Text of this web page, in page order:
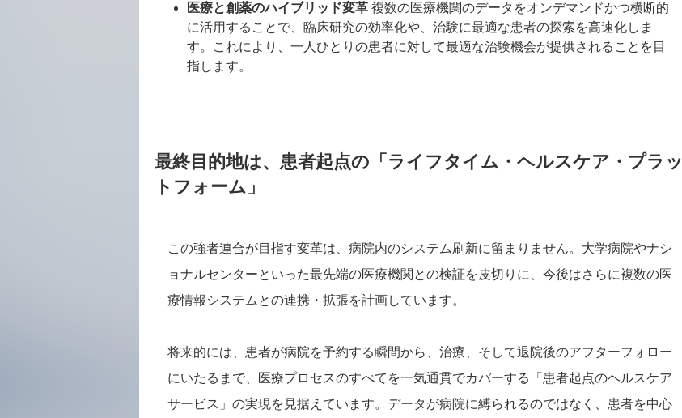
医療と創薬のハイブリッド変革 複数の医療機関のデータをオンデマンドかつ横断的
に活用することで、臨床研究の効率化や、治験に最適な患者の探索を高速化しま
す。これにより、一人ひとりの患者に対して最適な治験機会が提供されることを目
指します。
最終目的地は、患者起点の「ライフタイム・ヘルスケア・プラッ
トフォーム」
この強者連合が目指す変革は、病院内のシステム刷新に留まりません。大学病院やナシ
ョナルセンターといった最先端の医療機関との検証を皮切りに、今後はさらに複数の医
療情報システムとの連携・拡張を計画しています。
将来的には、患者が病院を予約する瞬間から、治療、そして退院後のアフターフォロー
にいたるまで、医療プロセスのすべてを一気通貫でカバーする「患者起点のヘルスケア
サービス」の実現を見据えています。データが病院に縛られるのではなく、患者を中心